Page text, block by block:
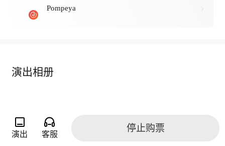
Pompeya
演出相册
演出 客服
停止购票